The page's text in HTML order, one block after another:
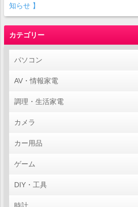
知らせ 】
カテゴリー
パソコン
AV・情報家電
調理・生活家電
カメラ
カー用品
ゲーム
DIY・工具